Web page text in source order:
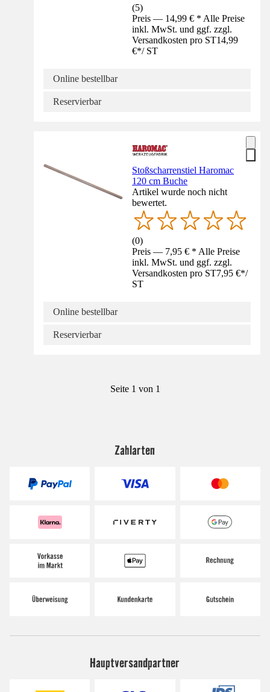
(5)
Preis — 14,99 € * Alle Preise
inkl. MwSt. und ggf. zzgl.
Versandkosten pro ST14,99
€*/ ST
Online bestellbar
Reservierbar
Stoßscharrenstiel Haromac
120 cm Buche
Artikel wurde noch nicht
bewertet.
(0)
Preis — 7,95 € * Alle Preise
inkl. MwSt. und ggf. zzgl.
Versandkosten pro ST7,95 €*/
ST
Online bestellbar
Reservierbar
Seite 1 von 1
Zahlarten
Hauptversandpartner